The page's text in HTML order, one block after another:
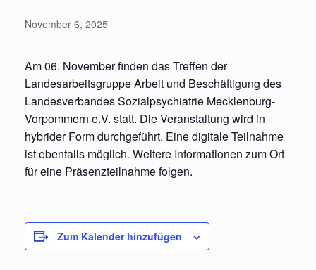
November 6, 2025
Am 06. November finden das Treffen der
Landesarbeitsgruppe Arbeit und Beschäftigung des
Landesverbandes Sozialpsychiatrie Mecklenburg-
Vorpommern e.V. statt. Die Veranstaltung wird in
hybrider Form durchgeführt. Eine digitale Teilnahme
ist ebenfalls möglich. Weitere Informationen zum Ort
für eine Präsenzteilnahme folgen.
Zum Kalender hinzufügen